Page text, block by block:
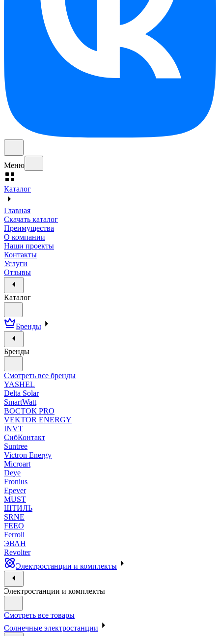
Меню
Каталог
Главная
Скачать каталог
Преимущества
О компании
Наши проекты
Контакты
Услуги
Отзывы
Каталог
Бренды
Бренды
Смотреть все бренды
YASHEL
Delta Solar
SmartWatt
ВОСТОК PRO
VEKTOR ENERGY
INVT
СибКонтакт
Suntree
Victron Energy
Microart
Deye
Fronius
Epever
MUST
ШТИЛЬ
SRNE
FEEO
Ferroli
ЭВАН
Revolter
Электростанции и комплекты
Электростанции и комплекты
Смотреть все товары
Солнечные электростанции